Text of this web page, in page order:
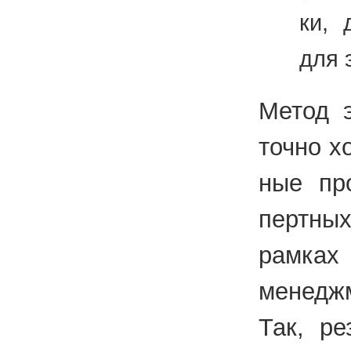
ки,
для
Метод
точ­но
ные
рам­ках
Так,